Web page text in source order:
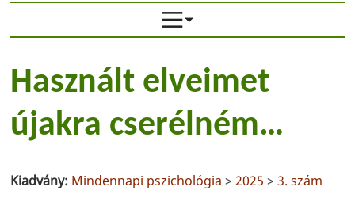
Használt elveimet
újakra cserélném…
Kiadvány: Mindennapi pszichológia >2025 >3. szám